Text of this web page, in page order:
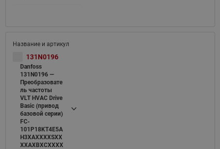
131N0196
Danfoss
131N0196 —
Преобразовате
ль частоты
VLT HVAC Drive
Basic (привод
базовой серии)
FC-
101P18KT4E5A
H3XAXXXXSXX
XXAXBXCXXXX